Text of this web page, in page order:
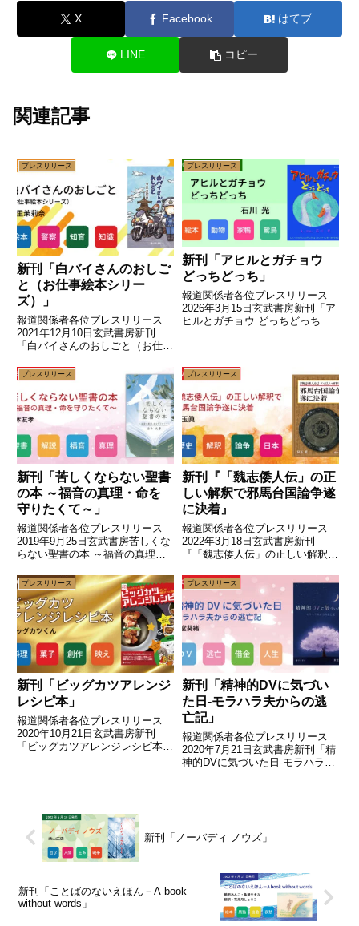
X Facebook はてブ
LINE コピー
関連記事
プレスリリース
新刊「白バイさんのおしご
と（お仕事絵本シリー
ズ）」
報道関係者各位プレスリリース
2021年12月10日玄武書房新刊
「白バイさんのおしごと（お仕事
隊員さんをテーマにした交通マナ
ーを学べる絵本（プレスリリース
主旨）玄武書房は「白バイさんの
おしごと」を本日（12月10...
プレスリリース
新刊「アヒルとガチョウ
どっちどっち」
報道関係者各位プレスリリース
2026年3月15日玄武書房新刊「ア
ヒルとガチョウ どっちどっち」
書房は「アヒルとガチョウのちが
い」を本日発売しました。見...
プレスリリース
新刊「苦しくならない聖書
の本 ～福音の真理・命を
守りたくて～」
報道関係者各位プレスリリース
2019年9月25日玄武書房苦しくな
らない聖書の本 ～福音の真理・
発売開始（現在予約受付中）～Ｎ
ＨＫ教育テレビにも出演した牧師
による聖書で苦しまない考え方～
（プレスリリース主旨）...
プレスリリース
新刊『「魏志倭人伝」の正
しい解釈で邪馬台国論争遂
に決着』
報道関係者各位プレスリリース
2022年3月18日玄武書房新刊
『「魏志倭人伝」の正しい解釈で
長く続いた歴史ミステリーのひと
つに終止符が打たれる！（プレス
リリース主旨）玄武書房は『「魏
志倭人伝」の正しい解釈で邪馬
台...
プレスリリース
新刊「ビッグカツアレンジ
レシピ本」
報道関係者各位プレスリリース
2020年10月21日玄武書房新刊
「ビッグカツアレンジレシピ本」
プレスリリース
新刊「精神的DVに気づい
た日-モラハラ夫からの逃
亡記」
報道関係者各位プレスリリース
2020年7月21日玄武書房新刊「精
神的DVに気づいた日-モラハラ夫
新刊「ノーバディ ノウズ」
新刊「ことばのないえほん－A book
without words」